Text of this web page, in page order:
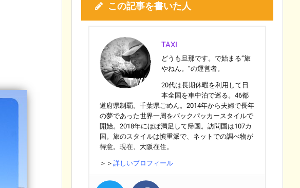
この記事を書いた人
TAXI
どうも旦那です。で始まる”旅
やねん。”の運営者。
20代は長期休暇を利用して日
本全国を車中泊で巡る。46都
道府県制覇。千葉県ごめん。2014年から夫婦で長年
の夢であった世界一周をバックパッカースタイルで
開始。2018年にほぼ満足して帰国。訪問国は107カ
国。旅のスタイルは慎重派で、ネットでの調べ物が
得意。現在、大阪在住。
＞＞ 詳しいプロフィール